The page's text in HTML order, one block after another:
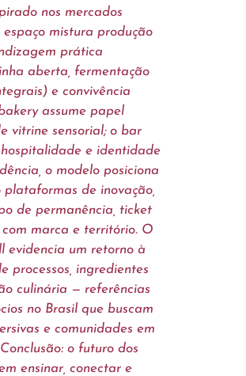
nos mercados
espaço mistura produção
prática
aberta, fermentação
e convivência
assume papel
vitrine sensorial; o bar
e identidade
o modelo posiciona
plataformas de inovação,
de permanência, ticket
com marca e território. O
evidencia um retorno à
processos, ingredientes
culinária — referências
no Brasil que buscam
e comunidades em
o futuro dos
ensinar, conectar e